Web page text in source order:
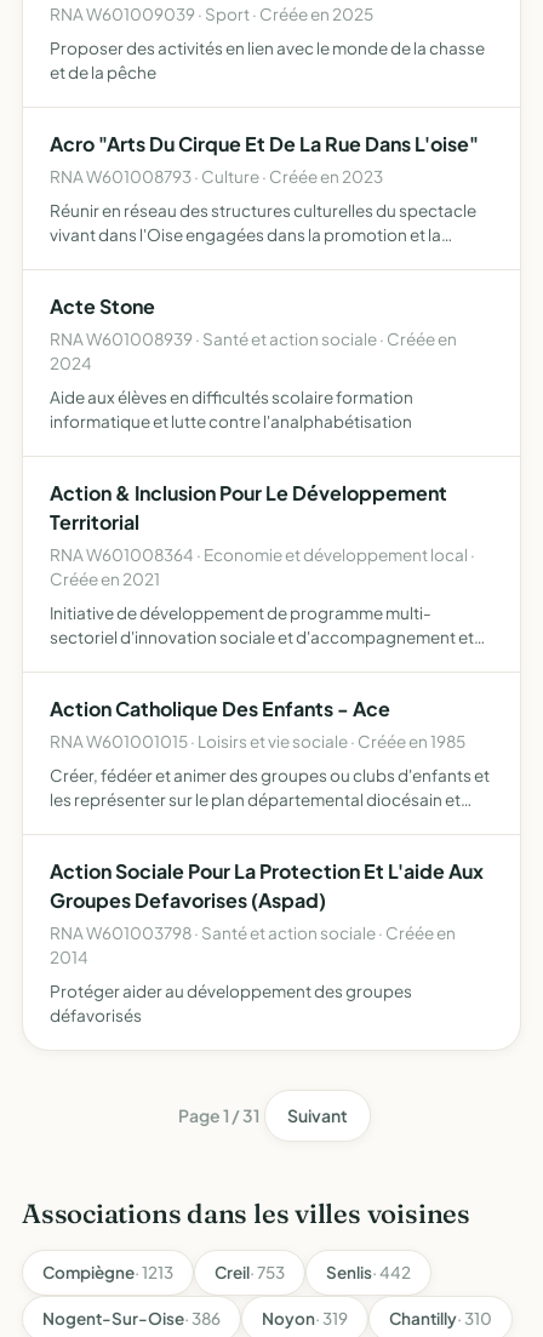
RNA W601009039 · Sport · Créée en 2025
Proposer des activités en lien avec le monde de la chasse
et de la pêche
Acro "Arts Du Cirque Et De La Rue Dans L'oise"
RNA W601008793 · Culture · Créée en 2023
Réunir en réseau des structures culturelles du spectacle
vivant dans l'Oise engagées dans la promotion et la
Acte Stone
RNA W601008939 · Santé et action sociale · Créée en
2024
Aide aux élèves en difficultés scolaire formation
informatique et lutte contre l'analphabétisation
Action & Inclusion Pour Le Développement
Territorial
RNA W601008364 · Economie et développement local ·
Créée en 2021
Initiative de développement de programme multi-
sectoriel d'innovation sociale et d'accompagnement et
en uvre d'acti…
Action Catholique Des Enfants - Ace
RNA W601001015 · Loisirs et vie sociale · Créée en 1985
Créer, fédéer et animer des groupes ou clubs d'enfants et
les représenter sur le plan départemental diocésain et
Action Sociale Pour La Protection Et L'aide Aux
Groupes Defavorises (Aspad)
RNA W601003798 · Santé et action sociale · Créée en
2014
Protéger aider au développement des groupes
défavorisés
Page 1 / 31 Suivant
Associations dans les villes voisines
Compiègne· 1213 Creil· 753 Senlis· 442
Nogent-Sur-Oise· 386 Noyon· 319 Chantilly· 310